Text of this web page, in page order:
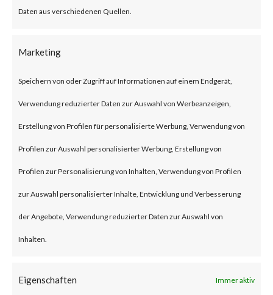
Daten aus verschiedenen Quellen.
Marketing
Speichern von oder Zugriff auf Informationen auf einem Endgerät,
Verwendung reduzierter Daten zur Auswahl von Werbeanzeigen,
Erstellung von Profilen für personalisierte Werbung, Verwendung von
Profilen zur Auswahl personalisierter Werbung, Erstellung von
Profilen zur Personalisierung von Inhalten, Verwendung von Profilen
zur Auswahl personalisierter Inhalte, Entwicklung und Verbesserung
der Angebote, Verwendung reduzierter Daten zur Auswahl von
Inhalten.
Eigenschaften Immer aktiv
What is the Vulnerability?
security flaw in the Exchange
Server. Tracked as CVE-2024-
21410, the issue has been
described as a privilege
escalation vulnerability. This
security flaw can let remote
unauthenticated threat actors
escalate privileges in NTLM
relay attacks against vulnerable
reported that the flaw has been